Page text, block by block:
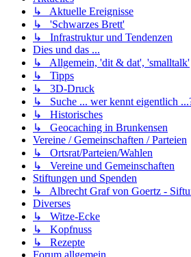
↳ Aktuelle Ereignisse
↳ 'Schwarzes Brett'
↳ Infrastruktur und Tendenzen
Dies und das ...
↳ Allgemein, 'dit & dat', 'smalltalk'
↳ Tipps
↳ 3D-Druck
↳ Suche ... wer kennt eigentlich
↳ Historisches
↳ Geocaching in Brunkensen
Vereine / Gemeinschaften / Parteien
↳ Ortsrat/Parteien/Wahlen
↳ Vereine und Gemeinschaften
Stiftungen und Spenden
↳ Albrecht Graf von Goertz -
Diverses
↳ Witze-Ecke
↳ Kopfnuss
↳ Rezepte